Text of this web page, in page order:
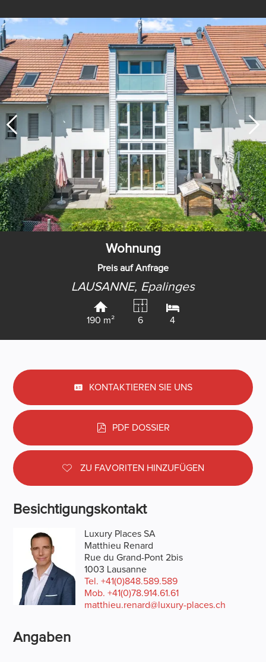
Wohnung
Preis auf Anfrage
LAUSANNE, Epalinges
190 m² 6 4
KONTAKTIEREN SIE UNS
PDF DOSSIER
ZU FAVORITEN HINZUFÜGEN
Besichtigungskontakt
Luxury Places SA
Matthieu Renard
Rue du Grand-Pont 2bis
1003 Lausanne
Tel. +41(0)848.589.589
Mob. +41(0)78.914.61.61
matthieu.renard@luxury-places.ch
Angaben